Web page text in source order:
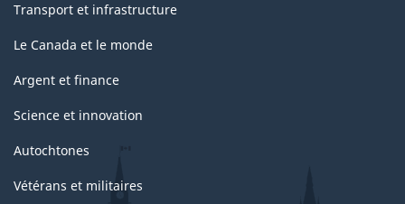
Transport et infrastructure
Le Canada et le monde
Argent et finance
Science et innovation
Autochtones
Vétérans et militaires